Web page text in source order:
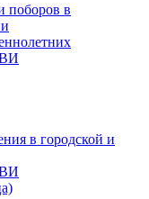
поборов в
в городской и